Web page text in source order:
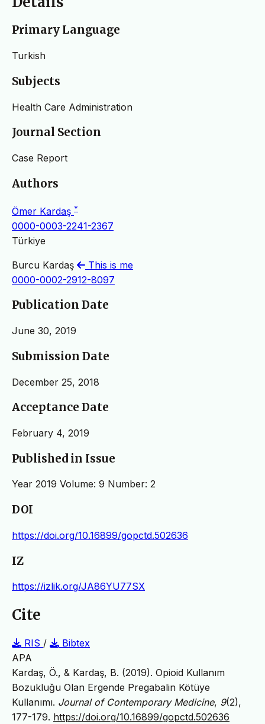
Primary Language
Turkish
Subjects
Health Care Administration
Journal Section
Case Report
Authors
Ömer Kardaş *
0000-0003-2241-2367
Türkiye
Burcu Kardaş
This is me
0000-0002-2912-8097
Publication Date
June 30, 2019
Submission Date
December 25, 2018
Acceptance Date
February 4, 2019
Published in Issue
Year 2019 Volume: 9 Number: 2
DOI
https://doi.org/10.16899/gopctd.502636
IZ
https://izlik.org/JA86YU77SX
Cite
RIS /
Bibtex
APA
Kardaş, Ö., & Kardaş, B. (2019). Opioid Kullanım
Bozukluğu Olan Ergende Pregabalin Kötüye
Kullanımı. Journal of Contemporary Medicine, 9(2),
177-179. https://doi.org/10.16899/gopctd.502636